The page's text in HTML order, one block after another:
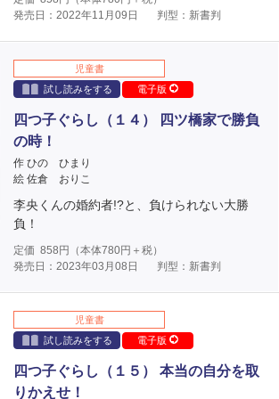
発売日：2022年11月09日
判型：新書判
児童書
試し読みをする
電子版
四つ子ぐらし（１４） 四ツ橋家で勝負
の時！
作 ひの ひまり
絵 佐倉 おりこ
李央くんの婚約者!?と、負けられない大勝
負！
定価 858 円（本体780円＋税）
発売日：2023年03月08日
判型：新書判
児童書
試し読みをする
電子版
四つ子ぐらし（１５） 本当の自分を取
りかえせ！